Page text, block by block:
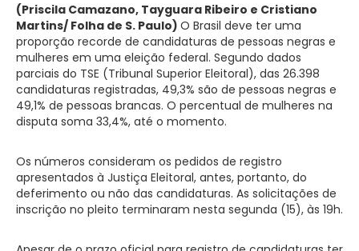
(Priscila Camazano, Tayguara Ribeiro e Cristiano
Martins/ Folha de S. Paulo) O Brasil deve ter uma
proporção recorde de candidaturas de pessoas negras e
mulheres em uma eleição federal. Segundo dados
parciais do TSE (Tribunal Superior Eleitoral), das 26.398
candidaturas registradas, 49,3% são de pessoas negras e
49,1% de pessoas brancas. O percentual de mulheres na
disputa soma 33,4%, até o momento.
Os números consideram os pedidos de registro
apresentados à Justiça Eleitoral, antes, portanto, do
deferimento ou não das candidaturas. As solicitações de
inscrição no pleito terminaram nesta segunda (15), às 19h.